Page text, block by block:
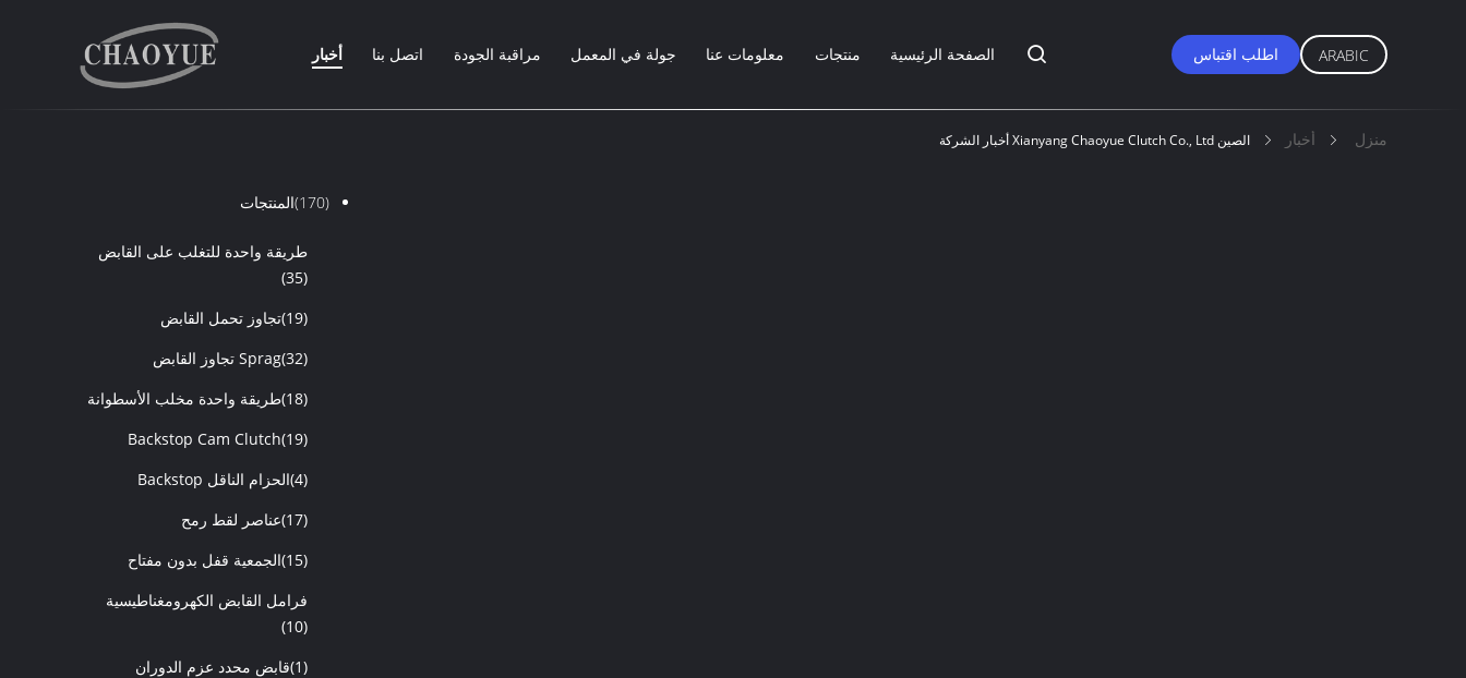
الصفحة الرئيسية منتجات معلومات عنا جولة في المعمل مراقبة الجودة اتصل بنا أخبار اطلب اقتباس ARABIC
منزل أخبار الصين Xianyang Chaoyue Clutch Co., Ltd أخبار الشركة
المنتجات (170)
طريقة واحدة للتغلب على القابض
(35)
تجاوز تحمل القابض
(19)
Sprag تجاوز القابض
(32)
طريقة واحدة مخلب الأسطوانة
(18)
Backstop Cam Clutch
(19)
الحزام الناقل Backstop
(4)
عناصر لقط رمح
(17)
الجمعية قفل بدون مفتاح
(15)
فرامل القابض الكهرومغناطيسية
(10)
قابض محدد عزم الدوران
(1)